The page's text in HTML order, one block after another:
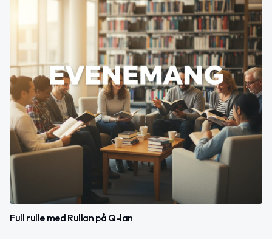
Full rulle med Rullan på Q-lan